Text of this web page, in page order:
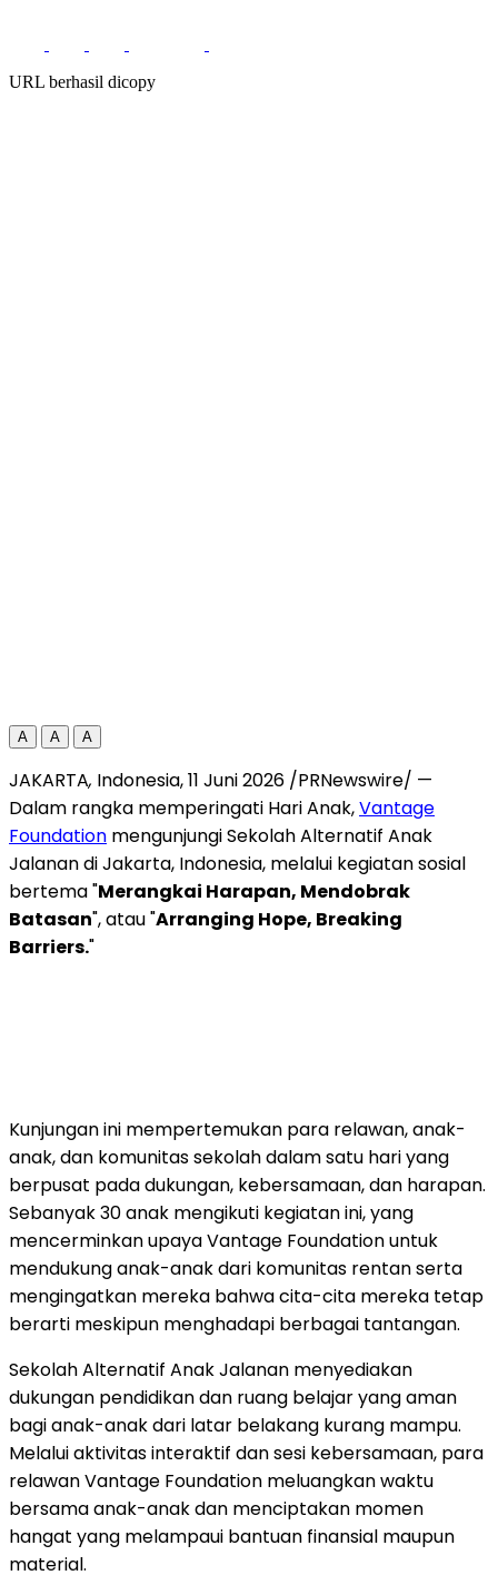
URL berhasil dicopy
A A A
JAKARTA, Indonesia, 11 Juni 2026 /PRNewswire/ —
Dalam rangka memperingati Hari Anak,Vantage
Foundation mengunjungi Sekolah Alternatif Anak
Jalanan di Jakarta, Indonesia, melalui kegiatan sosial
bertema "Merangkai Harapan, Mendobrak
Batasan", atau "Arranging Hope, Breaking
Barriers."
Kunjungan ini mempertemukan para relawan, anak-
anak, dan komunitas sekolah dalam satu hari yang
berpusat pada dukungan, kebersamaan, dan harapan.
Sebanyak 30 anak mengikuti kegiatan ini, yang
mencerminkan upaya Vantage Foundation untuk
mendukung anak-anak dari komunitas rentan serta
mengingatkan mereka bahwa cita-cita mereka tetap
berarti meskipun menghadapi berbagai tantangan.
Sekolah Alternatif Anak Jalanan menyediakan
dukungan pendidikan dan ruang belajar yang aman
bagi anak-anak dari latar belakang kurang mampu.
Melalui aktivitas interaktif dan sesi kebersamaan, para
relawan Vantage Foundation meluangkan waktu
bersama anak-anak dan menciptakan momen
hangat yang melampaui bantuan finansial maupun
material.